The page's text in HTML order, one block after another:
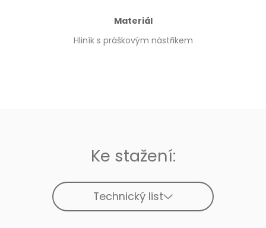
Materiál
Hliník s práškovým nástřikem
Ke stažení:
Technický list